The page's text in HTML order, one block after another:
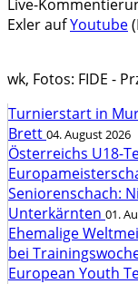
Live-
Exler aufYoutube
wk, Fotos: FIDE -
Turnierstart in
Brett 04. August 2026
Österreichs U18-
Seniorenschach:
Unterkärnten 01.
Ehemalige
bei
European Youth